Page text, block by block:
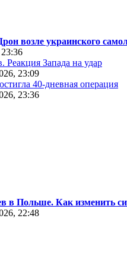
возле украинского
Реакция Запада на удар
23:09
40-дневная операция
23:36
в Польше. Как изменить
22:48